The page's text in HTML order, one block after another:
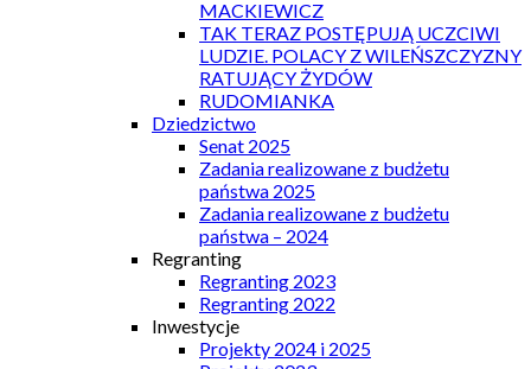
MACKIEWICZ
TAK TERAZ POSTĘPUJĄ UCZCIWI
LUDZIE. POLACY Z WILEŃSZCZYZNY
RATUJĄCY ŻYDÓW
RUDOMIANKA
Dziedzictwo
Senat 2025
Zadania realizowane z budżetu
państwa 2025
Zadania realizowane z budżetu
państwa – 2024
Regranting
Regranting 2023
Regranting 2022
Inwestycje
Projekty 2024 i 2025